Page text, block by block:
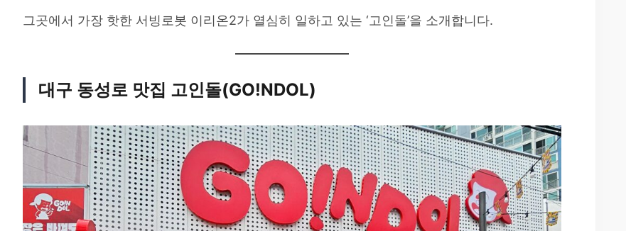
그곳에서 가장 핫한 서빙로봇 이리온2가 열심히 일하고 있는 ‘고인돌’을 소개합니다.
대구 동성로 맛집 고인돌(GO!NDOL)